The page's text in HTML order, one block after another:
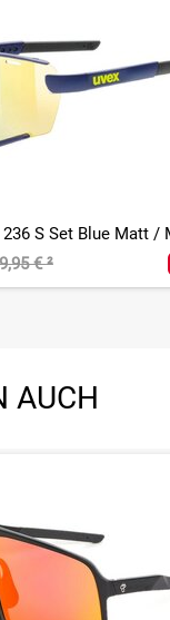
€²
AUCH